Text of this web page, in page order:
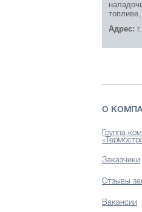
Адрес:
О
Группа
Заказчики
Отзывы
Вакансии